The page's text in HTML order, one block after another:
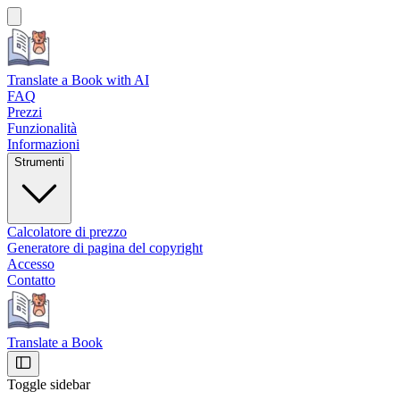
Translate a Book with AI
FAQ
Prezzi
Funzionalità
Informazioni
Strumenti
Calcolatore di prezzo
Generatore di pagina del copyright
Accesso
Contatto
Translate a Book
Toggle sidebar